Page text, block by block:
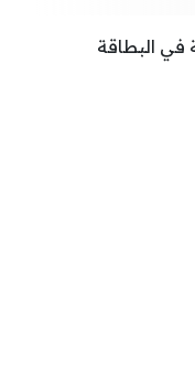
في البطاقة